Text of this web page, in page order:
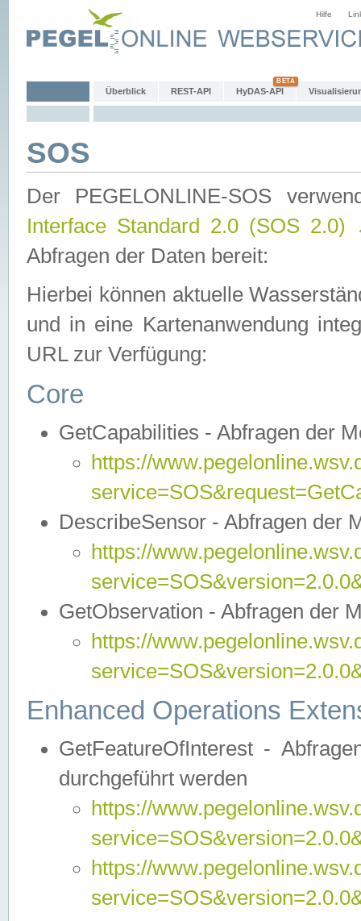
Hilfe
Überblick REST-API HyDAS-API
SOS
Der PEGELONLINE-SOS
Interface Standard 2.0 (SOS 2.0)
Abfragen der Daten bereit:
Hierbei können aktuelle
und in eine Kartenanwendung
URL zur Verfügung:
Core
GetCapabilities - Abfragen der
https://
DescribeSensor - Abfragen der
https://
GetObservation - Abfragen der
https://
Enhanced Operations
GetFeatureOfInterest -
durchgeführt werden
https://
https://